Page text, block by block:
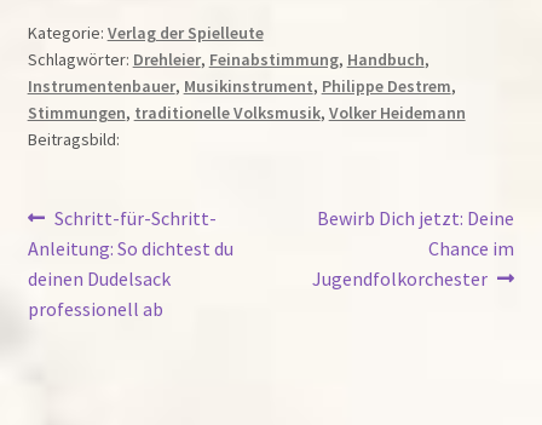
Kategorie: Verlag der Spielleute
Schlagwörter: Drehleier, Feinabstimmung, Handbuch,
Instrumentenbauer, Musikinstrument, Philippe Destrem,
Stimmungen, traditionelle Volksmusik, Volker Heidemann
Beitragsbild:
Beitragsnavigation
Vorheriger
Beitrag:
Schritt-für-Schritt-
Anleitung: So dichtest du
deinen Dudelsack
professionell ab
Nächster
Bewirb Dich jetzt: Deine
Chance im
Jugendfolkorchester